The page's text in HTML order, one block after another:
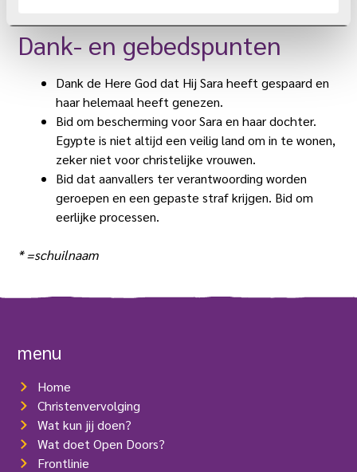
Dank- en gebedspunten
Dank de Here God dat Hij Sara heeft gespaard en
haar helemaal heeft genezen.
Bid om bescherming voor Sara en haar dochter.
Egypte is niet altijd een veilig land om in te wonen,
zeker niet voor christelijke vrouwen.
Bid dat aanvallers ter verantwoording worden
geroepen en een gepaste straf krijgen. Bid om
eerlijke processen.
* =schuilnaam
menu
Home
Christenvervolging
Wat kun jij doen?
Wat doet Open Doors?
Frontlinie